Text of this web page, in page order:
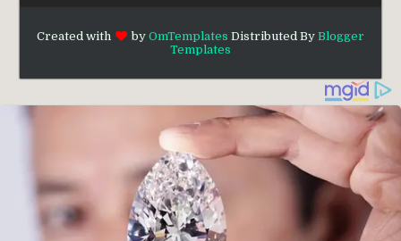
Created with by OmTemplates Distributed By Blogger
Templates